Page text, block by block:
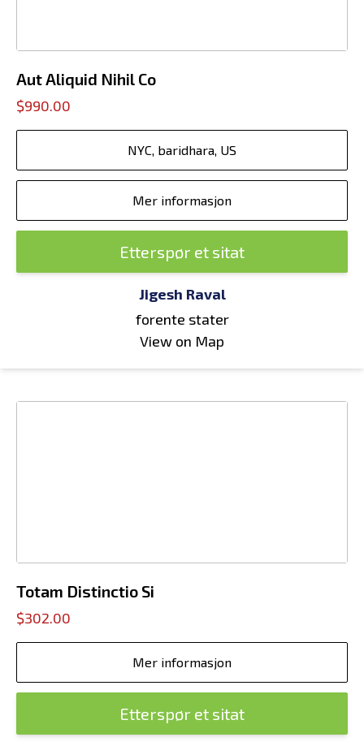
Aut Aliquid Nihil Co
$990.00
NYC, baridhara, US
Mer informasjon
Etterspør et sitat
Jigesh Raval
forente stater
View on Map
Totam Distinctio Si
$302.00
Mer informasjon
Etterspør et sitat